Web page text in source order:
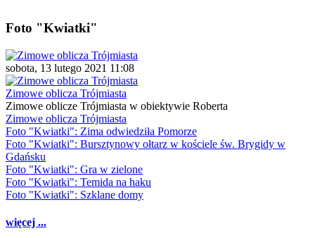
Foto "Kwiatki"
sobota, 13 lutego 2021 11:08
Zimowe oblicza Trójmiasta
Zimowe oblicze Trójmiasta w obiektywie Roberta
Zimowe oblicza Trójmiasta
Foto "Kwiatki": Zima odwiedziła Pomorze
Foto "Kwiatki": Bursztynowy ołtarz w kościele św. Brygidy w
Gdańsku
Foto "Kwiatki": Gra w zielone
Foto "Kwiatki": Temida na haku
Foto "Kwiatki": Szklane domy
więcej ...